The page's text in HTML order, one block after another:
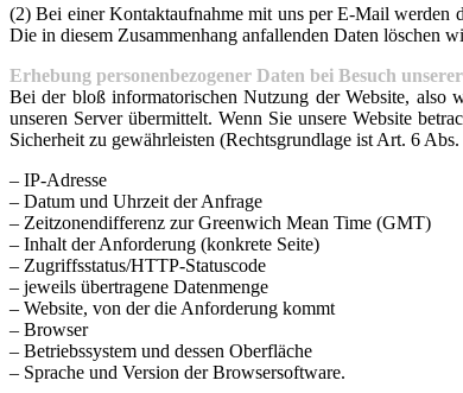
(2) Bei einer Kontaktaufnahme mit uns per E-Mail werden
Die in diesem Zusammenhang anfallenden Daten löschen
Erhebung personenbezogener Daten bei Besuch
Bei der bloß informatorischen Nutzung der Website, also
unseren Server übermittelt. Wenn Sie unsere Website
Sicherheit zu gewährleisten (Rechtsgrundlage ist Art. 6
– IP-Adresse
– Datum und Uhrzeit der Anfrage
– Zeitzonendifferenz zur Greenwich Mean Time (GMT)
– Inhalt der Anforderung (konkrete Seite)
– Zugriffsstatus/HTTP-Statuscode
– jeweils übertragene Datenmenge
– Website, von der die Anforderung kommt
– Browser
– Betriebssystem und dessen Oberfläche
– Sprache und Version der Browsersoftware.